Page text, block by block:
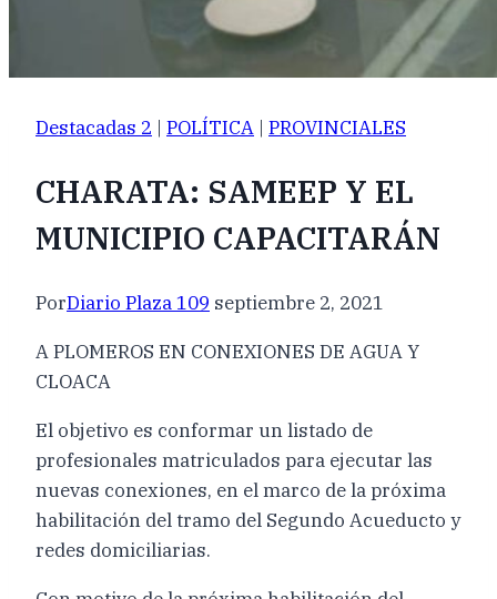
Destacadas 2 | POLÍTICA | PROVINCIALES
CHARATA: SAMEEP Y EL
MUNICIPIO CAPACITARÁN
PorDiario Plaza 109 septiembre 2, 2021
A PLOMEROS EN CONEXIONES DE AGUA Y
CLOACA
El objetivo es conformar un listado de
profesionales matriculados para ejecutar las
nuevas conexiones, en el marco de la próxima
habilitación del tramo del Segundo Acueducto y
redes domiciliarias.